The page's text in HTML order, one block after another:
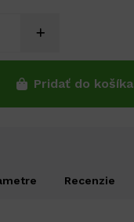
Pridať do košíka
Recenzie